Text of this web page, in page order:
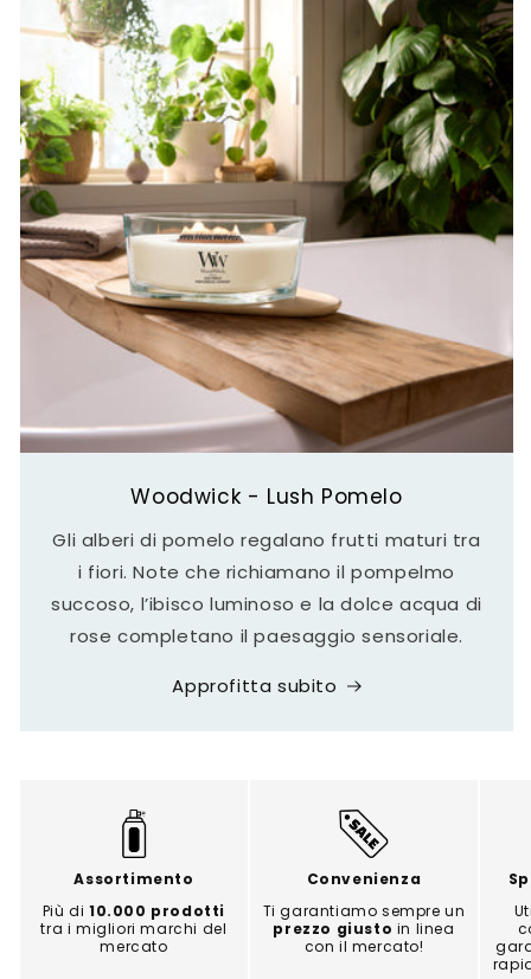
Woodwick - Lush Pomelo
Gli alberi di pomelo regalano frutti maturi tra
i fiori. Note che richiamano il pompelmo
succoso, l’ibisco luminoso e la dolce acqua di
rose completano il paesaggio sensoriale.
Approfitta subito
Assortimento
Più di10.000 prodotti
tra i migliori marchi del
mercato
Convenienza
Ti garantiamo sempre un
prezzo giusto in linea
con il mercato!